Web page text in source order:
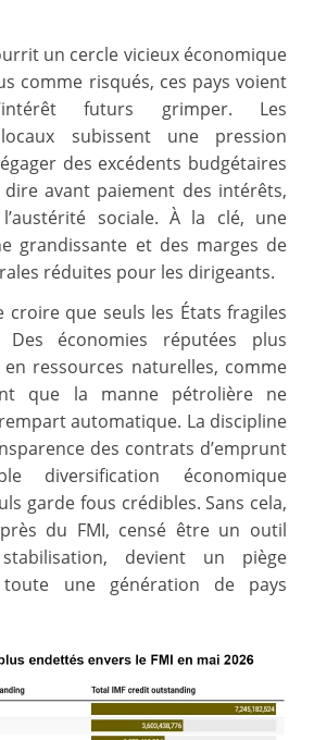
un cercle vicieux économique
comme risqués, ces pays voient
futurs grimper. Les
subissent une pression
des excédents budgétaires
dire avant paiement des intérêts,
sociale. À la clé, une
grandissante et des marges de
réduites pour les dirigeants.
croire que seuls les États fragiles
Des économies réputées plus
ressources naturelles, comme
que la manne pétrolière ne
automatique. La discipline
des contrats d’emprunt
diversification économique
garde fous crédibles. Sans cela,
du FMI, censé être un outil
devient un piège
une génération de pays